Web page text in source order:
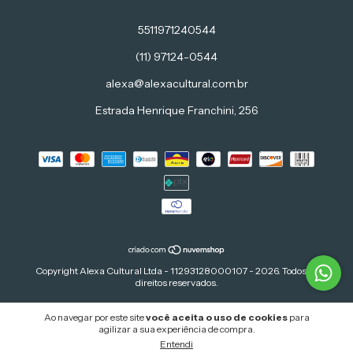
Ao navegar por este sitevocê aceita o uso de cookiespara
agilizar a sua experiência de compra.
Entendi
5511971240544
(11) 97124-0544
alexa@alexacultural.com.br
Estrada Henrique Franchini, 256
Copyright Alexa Cultural Ltda - 11293128000107 - 2026. Todos os
direitos reservados.